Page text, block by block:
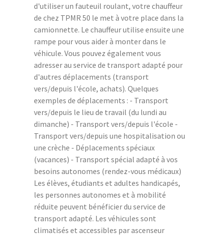
d'utiliser un fauteuil roulant, votre chauffeur
de chez TPMR 50 le met à votre place dans la
camionnette. Le chauffeur utilise ensuite une
rampe pour vous aider à monter dans le
véhicule. Vous pouvez également vous
adresser au service de transport adapté pour
d'autres déplacements (transport
vers/depuis l'école, achats). Quelques
exemples de déplacements : - Transport
vers/depuis le lieu de travail (du lundi au
dimanche) - Transport vers/depuis l'école -
Transport vers/depuis une hospitalisation ou
une crèche - Déplacements spéciaux
(vacances) - Transport spécial adapté à vos
besoins autonomes (rendez-vous médicaux)
Les élèves, étudiants et adultes handicapés,
les personnes autonomes et à mobilité
réduite peuvent bénéficier du service de
transport adapté. Les véhicules sont
climatisés et accessibles par ascenseur